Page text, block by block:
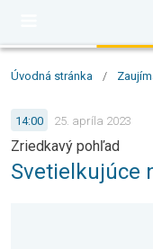
Úvodná stránka /
14:00 25. apríla 2023
Zriedkavý pohľad
Svetielkujúce